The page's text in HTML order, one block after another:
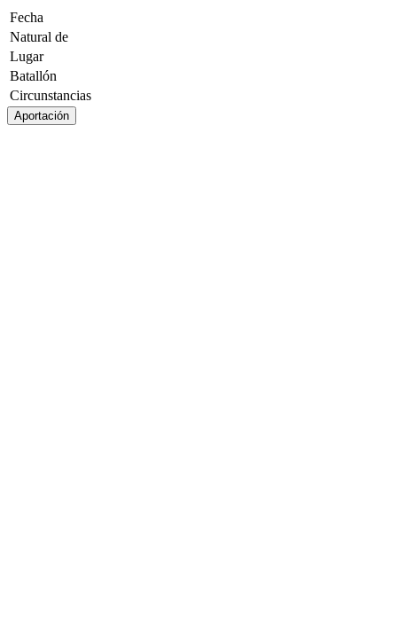
Fecha
Natural de
Lugar
Batallón
Circunstancias